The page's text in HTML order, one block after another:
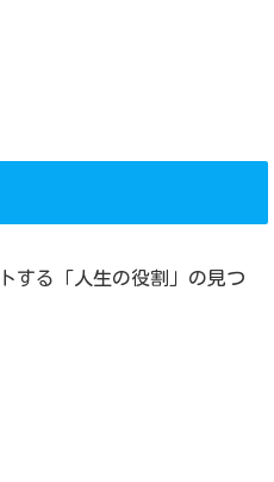
する「人生の役割」の見つ